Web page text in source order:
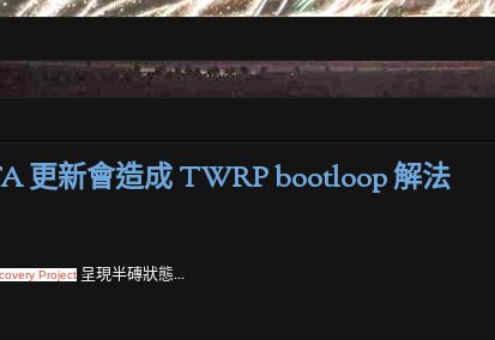
更新會造成 TWRP bootloop 解法
Project 呈現半磚狀態...